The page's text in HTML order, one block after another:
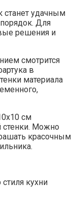
станет удачным
Для
решения и
смотрится
в
материала
см
Можно
красочным
кухни